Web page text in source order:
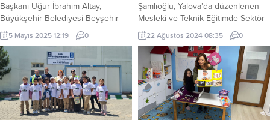
Başkanı Uğur İbrahim Altay,
Büyükşehir Belediyesi Beyşehir
Atabey Gençlik ve Eğitim Kampı’nı
ziyaret ederek kamp yapan Lise
Medeniyet Akademisi öğrencileri
ile bir araya geldi. KONYA (İGFA) –
Konya Büyükşehir Belediyesi’nin
Beyşehir’de bulunan Atabey
Gençlik ve Eğitim Kampı,
öğrencilerin kişisel ve sosyal
5 Mayıs 2025 12:19 0
Şamlıoğlu, Yalova’da düzenlenen
Mesleki ve Teknik Eğitimde Sektör
İş birliği toplantısına katıldı. YALOVA
(İGFA) – Yalova’da mesleki ve teknik
eğitimi güçlendirecek protokol
yapıldı. Yalova Millî Eğitim
Müdürlüğü ile Yalova Makine İhtisas
OSB arasında düzenlenen 16
derslikli mesleki eğitim merkezi ve
16 derslikli mesleki teknik
22 Ağustos 2024 08:35 0